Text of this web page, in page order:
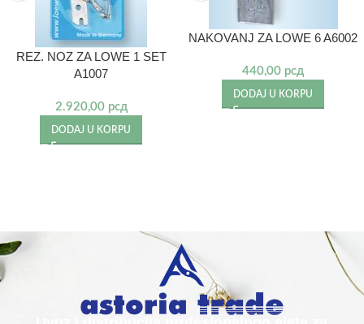
REZ. NOZ ZA LOWE 1 SET
A1007
2.920,00 рсд
DODAJ U KORPU
NAKOVANJ ZA LOWE 6 A6002
440,00 рсд
DODAJ U KORPU